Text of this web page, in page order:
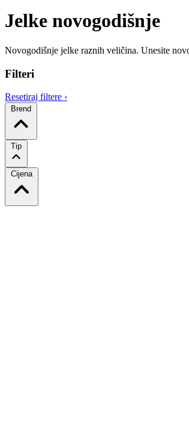
Jelke novogodišnje
Novogodišnje jelke raznih veličina. Unesite
Filteri
Resetiraj filtere ›
Brend
Tip
Cijena